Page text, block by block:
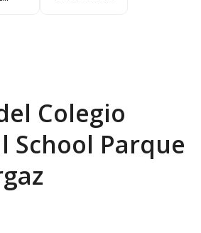
Colegio
Parque